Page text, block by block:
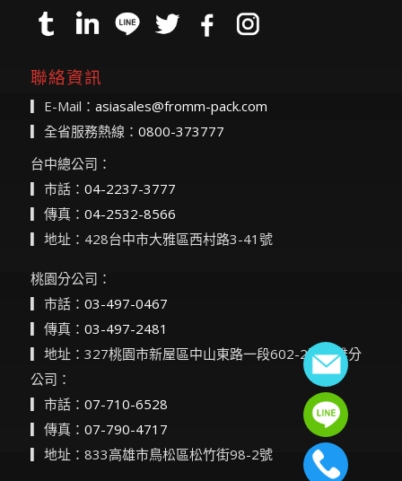
聯絡資訊
▎E-Mail： asiasales@fromm-pack.com
▎全省服務熱線： 0800-373777
台中總公司：
▎市話： 04-2237-3777
▎傳真： 04-2532-8566
▎地址：428台中市大雅區西村路3-41號
桃園分公司：
▎市話： 03-497-0467
▎傳真： 03-497-2481
▎地址：327桃園市新屋區中山東路一段602-2號高雄分
公司：
▎市話： 07-710-6528
▎傳真： 07-790-4717
▎地址：833高雄市鳥松區松竹街98-2號